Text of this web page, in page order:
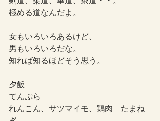
極める道なんだよ。
女もいろいろあるけど、
男もいろいろだな。
知れば知るほどそう思う。
夕飯
てんぷら
れんこん、サツマイモ、鶏肉　たまね